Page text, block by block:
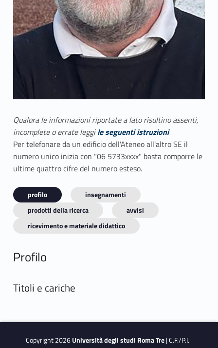
Qualora le informazioni riportate a lato risultino assenti,
incomplete o errate leggile seguenti istruzioni
Per telefonare da un edificio dell'Ateneo all'altro SE il
numero unico inizia con "06 5733xxxx" basta comporre le
ultime quattro cifre del numero esteso.
profilo
insegnamenti
prodotti della ricerca
avvisi
ricevimento e materiale didattico
Profilo
Titoli e cariche
Copyright 2026Università degli studi Roma Tre| C.F./P.I.